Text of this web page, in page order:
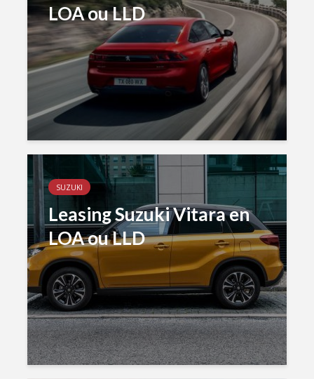
LOA ou LLD
SUZUKI
Leasing Suzuki Vitara en
LOA ou LLD